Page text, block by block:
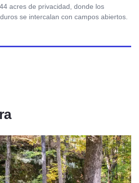
acres de privacidad, donde los
se intercalan con campos abiertos.